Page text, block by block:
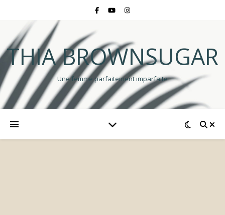
THIA BROWNSUGAR
Une femme parfaitement imparfaite